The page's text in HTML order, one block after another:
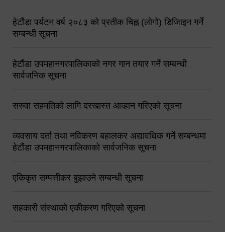
हेटौंडा पर्यटन वर्ष २०८३ को प्रतीक चिह्न (लोगो) डिजिाइन गर्ने
सम्बन्धी सूचना
हेटौंडा उपमहानगरपालिकाको नगर गान तयार गर्ने सम्बन्धी
सार्वजनिक सूचना
सरुवा सहमतिको लागि दरखास्त आव्हान गरिएको सूचना
व्यवसाय दर्ता तथा नविकरण बहालकर अद्यावधिक गर्ने सम्बन्धमा
हेटौंडा उपमहानगरपालिकाको सार्वजनिक सूचना
एकिकृत सम्पत्तीकर बुझाउने सम्बन्धी सूचना
सहकारी संस्थाको एकीकरण गरिएको सूचना